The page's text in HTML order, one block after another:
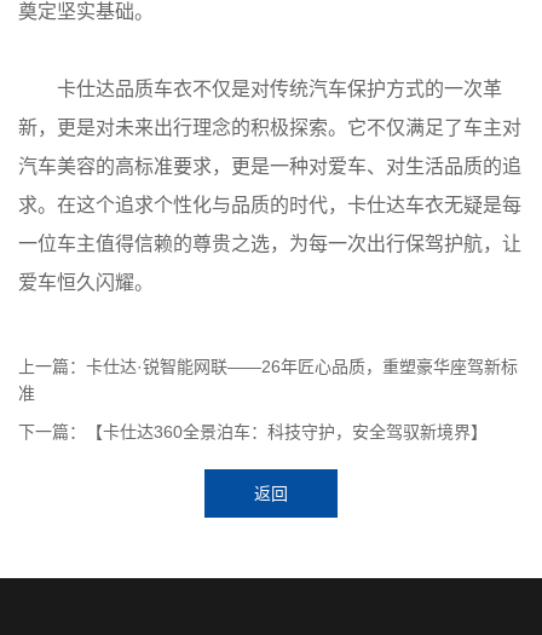
奠定坚实基础。
卡仕达品质车衣不仅是对传统汽车保护方式的一次革
新，更是对未来出行理念的积极探索。它不仅满足了车主对
汽车美容的高标准要求，更是一种对爱车、对生活品质的追
求。在这个追求个性化与品质的时代，卡仕达车衣无疑是每
一位车主值得信赖的尊贵之选，为每一次出行保驾护航，让
爱车恒久闪耀。
上一篇：卡仕达·锐智能网联——26年匠心品质，重塑豪华座驾新标
准
下一篇：【卡仕达360全景泊车：科技守护，安全驾驭新境界】
返回